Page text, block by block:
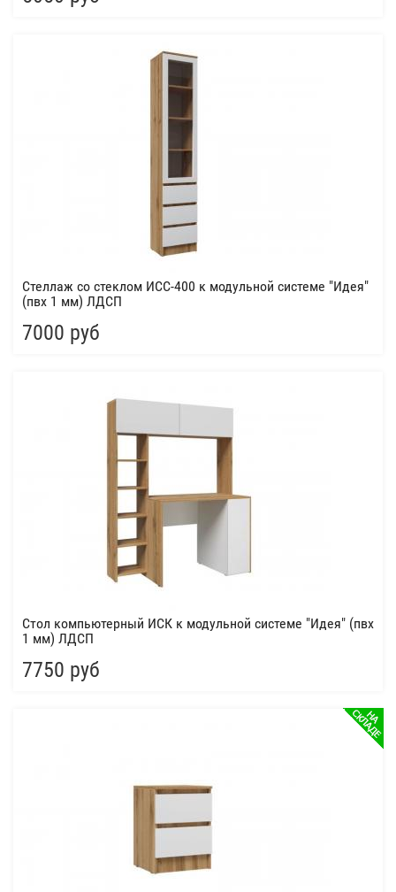
Стеллаж со стеклом ИСС-400 к модульной системе "Идея"
(пвх 1 мм) ЛДСП
7000 руб
Стол компьютерный ИСК к модульной системе "Идея" (пвх
1 мм) ЛДСП
7750 руб